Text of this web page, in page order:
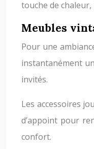
touche de
Meubles
Pour une
instantanément
invités.
Les accessoires
d’appoint pour
confort.